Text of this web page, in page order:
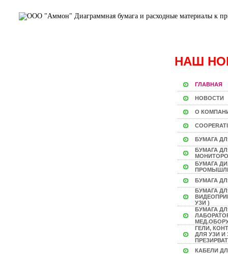
НАШ
ГЛАВНАЯ
НОВОСТИ
О
БУМАГА
БУМАГА
БУМАГА
БУМАГА
БУМАГА
УЗИ )
БУМАГА
ГЕЛИ,
ДЛЯ УЗИ И
КАБЕЛИ